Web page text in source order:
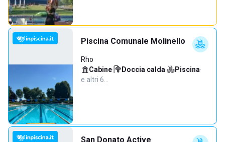
Piscina Comunale Molinello
Rho
Cabine· Doccia calda· Piscina·
e altri 6…
San Donato Active